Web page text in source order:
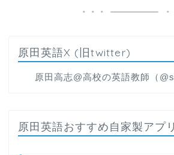
原田英語X (旧twitter)
原田高志@高校の英語教師（
原田英語おすすめ自家製アプリ